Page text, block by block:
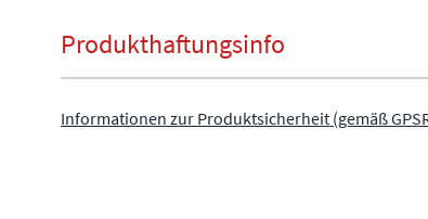
Produkthaftungsinfo
Informationen zur Produktsicherheit (gemäß